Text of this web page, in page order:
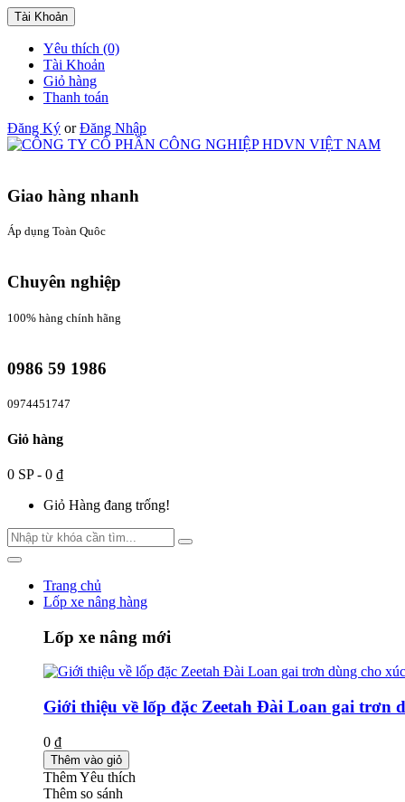
Tài Khoản
Yêu thích (0)
Tài Khoản
Giỏ hàng
Thanh toán
Đăng Ký orĐăng Nhập
Giao hàng nhanh
Áp dụng Toàn Quôc
Chuyên nghiệp
100% hàng chính hãng
0986 59 1986
0974451747
Giỏ hàng
0 SP - 0 ₫
Giỏ Hàng đang trống!
Trang chủ
Lốp xe nâng hàng
Lốp xe nâng mới
Giới thiệu về lốp đặc Zeetah Đài Loan gai trơn
0 ₫
Thêm vào giỏ
Thêm Yêu thích
Thêm so sánh